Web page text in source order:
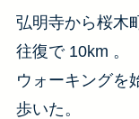
弘明寺から桜木
往復で 10km 。
ウォーキングを
歩いた。